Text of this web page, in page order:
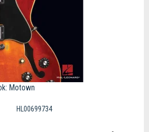
Motown
HL00699734